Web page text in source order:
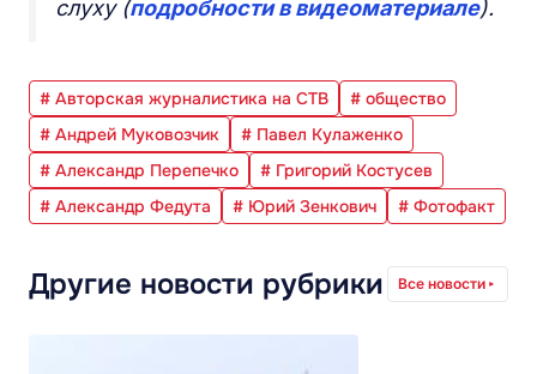
слуху (подробности в видеоматериале).
# Авторская журналистика на СТВ
# общество
# Андрей Муковозчик
# Павел Кулаженко
# Александр Перепечко
# Григорий Костусев
# Александр Федута
# Юрий Зенкович # Фотофакт
Другие новости рубрики Все новости